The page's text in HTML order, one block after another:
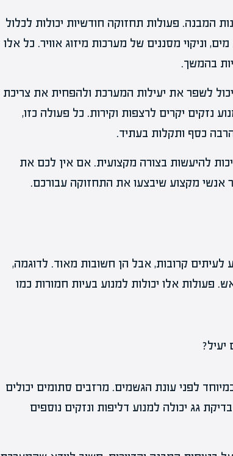
המבנה. פעולות תחזוקה חודשיות יכולות לכלול
וניקוי מסננים של מערכות מיזוג אוויר. כל אלו
בהמשך.
יכול לשפר את יעילות המערכת ולהפחית את צריכת
נזקים יקרים לרצפות וקירות. כל פעולה כזו,
כסף ותקלות בעתיד.
להיעשות בצורה מקצועית. אם אין לכם את
אנשי מקצוע שיבצעו את התחזוקה עבורכם.
קרובות, אבל הן חשובות מאוד. לדוגמה,
פעולות אלו יכולות למנוע בעיות חמורות כמו
לפני עונת הגשמים. מרזבים סתומים יכולים
גג יכולה למנוע דליפות ונזקים נוספים